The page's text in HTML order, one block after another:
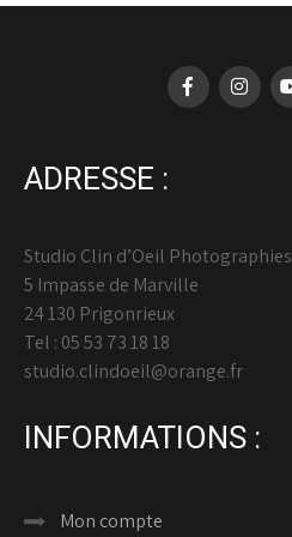
ADRESSE :
Studio Clin d’Oeil Photographies
5 Impasse de Marville
24 130 Prigonrieux
Tel : 05 53 73 18 18
studio.clindoeil@orange.fr
INFORMATIONS :
Mon compte